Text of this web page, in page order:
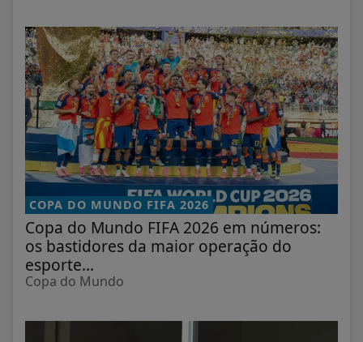
COPA DO MUNDO FIFA 2026
Copa do Mundo FIFA 2026 em números:
os bastidores da maior operação do
esporte...
Copa do Mundo